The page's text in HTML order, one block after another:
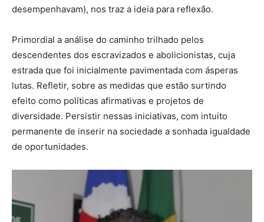
desempenhavam), nos traz a ideia para reflexão.
Primordial a análise do caminho trilhado pelos
descendentes dos escravizados e abolicionistas, cuja
estrada que foi inicialmente pavimentada com ásperas
lutas. Refletir, sobre as medidas que estão surtindo
efeito como políticas afirmativas e projetos de
diversidade. Persistir nessas iniciativas, com intuito
permanente de inserir na sociedade a sonhada igualdade
de oportunidades.